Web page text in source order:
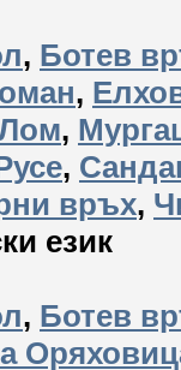
, Ботев
,
,
,
връх,
език
, Ботев